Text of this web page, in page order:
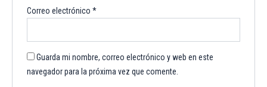
Correo electrónico*
Guarda mi nombre, correo electrónico y web en este
navegador para la próxima vez que comente.